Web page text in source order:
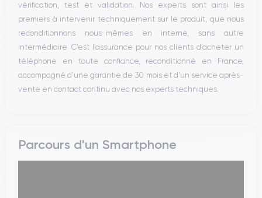
vérification, test et validation. Nos experts sont ainsi les
premiers à intervenir techniquement sur le produit, que nous
reconditionnons nous-mêmes en interne, sans autre
intermédiaire. C’est l’assurance pour nos clients d’acheter un
téléphone en toute confiance, reconditionné en France,
accompagné d’une garantie de 30 mois et d’un service après-
vente en contact continu avec nos experts techniques.
Parcours d'un Smartphone